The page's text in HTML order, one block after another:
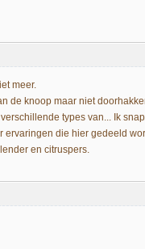
meer.
de knoop maar niet
types van... Ik
die hier gedeeld
en citruspers.